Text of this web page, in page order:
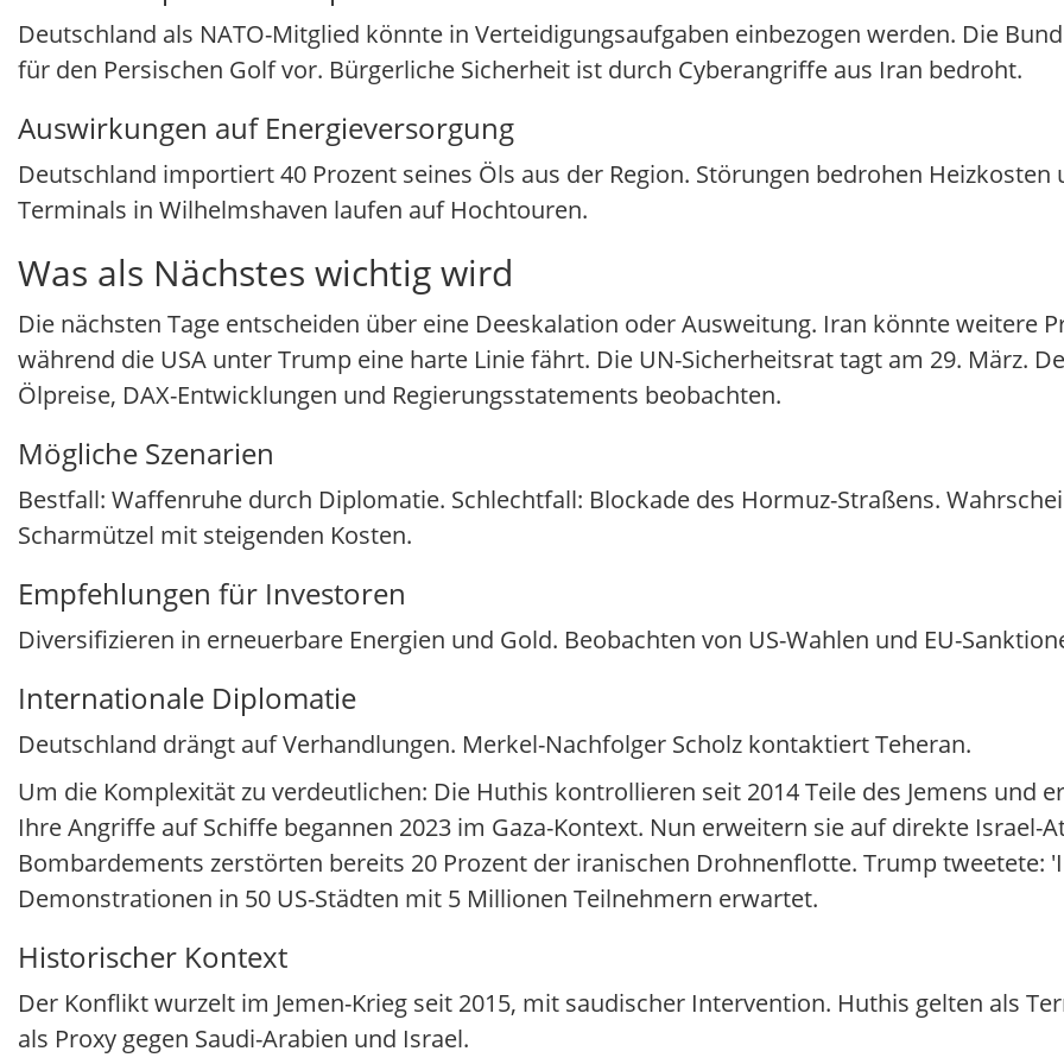
Deutschland als NATO-Mitglied könnte in Verteidigungsaufgaben einbezogen werden. Die
für den Persischen Golf vor. Bürgerliche Sicherheit ist durch Cyberangriffe aus Iran bedroht.
Auswirkungen auf Energieversorgung
Deutschland importiert 40 Prozent seines Öls aus der Region. Störungen bedrohen Heizkosten
Terminals in Wilhelmshaven laufen auf Hochtouren.
Was als Nächstes wichtig wird
Die nächsten Tage entscheiden über eine Deeskalation oder Ausweitung. Iran könnte weitere
während die USA unter Trump eine harte Linie fährt. Die UN-Sicherheitsrat tagt am 29. März.
Ölpreise, DAX-Entwicklungen und Regierungsstatements beobachten.
Mögliche Szenarien
Bestfall: Waffenruhe durch Diplomatie. Schlechtfall: Blockade des Hormuz-Straßens.
Scharmützel mit steigenden Kosten.
Empfehlungen für Investoren
Diversifizieren in erneuerbare Energien und Gold. Beobachten von US-Wahlen und EU-
Internationale Diplomatie
Deutschland drängt auf Verhandlungen. Merkel-Nachfolger Scholz kontaktiert Teheran.
Um die Komplexität zu verdeutlichen: Die Huthis kontrollieren seit 2014 Teile des Jemens und
Ihre Angriffe auf Schiffe begannen 2023 im Gaza-Kontext. Nun erweitern sie auf direkte Israel-
Bombardements zerstörten bereits 20 Prozent der iranischen Drohnenflotte. Trump tweetete:
Demonstrationen in 50 US-Städten mit 5 Millionen Teilnehmern erwartet.
Historischer Kontext
Der Konflikt wurzelt im Jemen-Krieg seit 2015, mit saudischer Intervention. Huthis gelten als
als Proxy gegen Saudi-Arabien und Israel.